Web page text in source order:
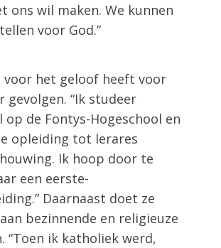
ons wil maken. We kunnen
voor God.”
voor het geloof heeft voor
gevolgen. “Ik studeer
op de Fontys-Hogeschool en
opleiding tot lerares
Ik hoop door te
een eerste-
Daarnaast doet ze
bezinnende en religieuze
“Toen ik katholiek werd,